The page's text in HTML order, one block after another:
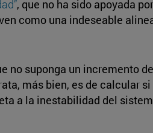
, que no ha sido apoyada
como una indeseable
no suponga un incremento
más bien, es de calcular
a la inestabilidad del